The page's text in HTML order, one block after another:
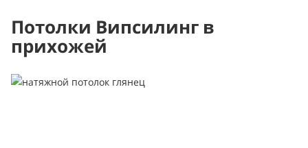
Потолки Випсилинг в
прихожей